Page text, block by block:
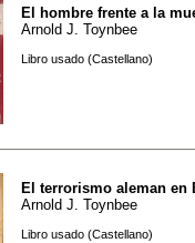
El hombre frente a la
Arnold J. Toynbee
Libro usado (Castellano)
El terrorismo aleman en
Arnold J. Toynbee
Libro usado (Castellano)